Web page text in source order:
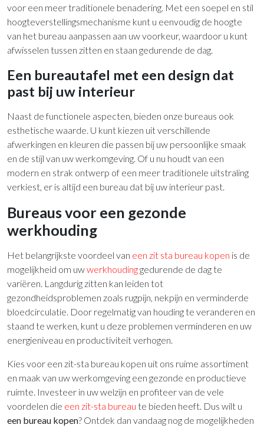
voor een meer traditionele benadering. Met een soepel en stil
hoogteverstellingsmechanisme kunt u eenvoudig de hoogte
van het bureau aanpassen aan uw voorkeur, waardoor u kunt
afwisselen tussen zitten en staan gedurende de dag.
Een bureautafel met een design dat
past bij uw interieur
Naast de functionele aspecten, bieden onze bureaus ook
esthetische waarde. U kunt kiezen uit verschillende
afwerkingen en kleuren die passen bij uw persoonlijke smaak
en de stijl van uw werkomgeving. Of u nu houdt van een
modern en strak ontwerp of een meer traditionele uitstraling
verkiest, er is altijd een bureau dat bij uw interieur past.
Bureaus voor een gezonde
werkhouding
Het belangrijkste voordeel van een zit sta bureau kopen is de
mogelijkheid om uwwerkhoudinggedurende de dag te
variëren. Langdurig zitten kan leiden tot
gezondheidsproblemen zoals rugpijn, nekpijn en verminderde
bloedcirculatie. Door regelmatig van houding te veranderen en
staand te werken, kunt u deze problemen verminderen en uw
energieniveau en productiviteit verhogen.
Kies voor een zit-sta bureau kopen uit ons ruime assortiment
en maak van uw werkomgeving een gezonde en productieve
ruimte. Investeer in uw welzijn en profiteer van de vele
voordelen die een zit-sta bureau te bieden heeft. Dus wilt u
een bureau kopen? Ontdek dan vandaag nog de mogelijkheden